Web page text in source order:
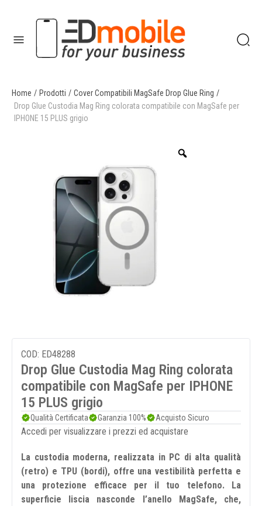
Home / Prodotti / Cover Compatibili MagSafe Drop Glue Ring /
Drop Glue Custodia Mag Ring colorata compatibile con MagSafe per
IPHONE 15 PLUS grigio
COD: ED48288
Drop Glue Custodia Mag Ring colorata
compatibile con MagSafe per IPHONE
15 PLUS grigio
Qualità Certificata Garanzia 100% Acquisto Sicuro
Accedi per visualizzare i prezzi ed acquistare
La custodia moderna, realizzata in PC di alta qualità
(retro) e TPU (bordi), offre una vestibilità perfetta e
una protezione efficace per il tuo telefono. La
superficie liscia nasconde l’anello MagSafe, che,